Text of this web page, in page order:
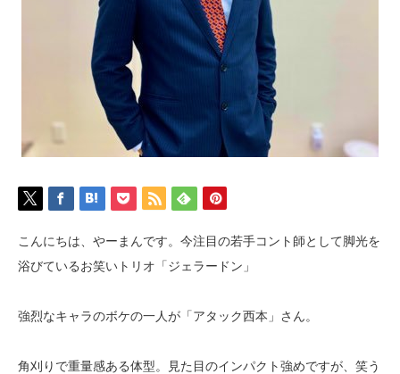
こんにちは、やーまんです。今注目の若手コント師として脚光を
浴びているお笑いトリオ「ジェラードン」
強烈なキャラのボケの一人が「アタック西本」さん。
角刈りで重量感ある体型。見た目のインパクト強めですが、笑う